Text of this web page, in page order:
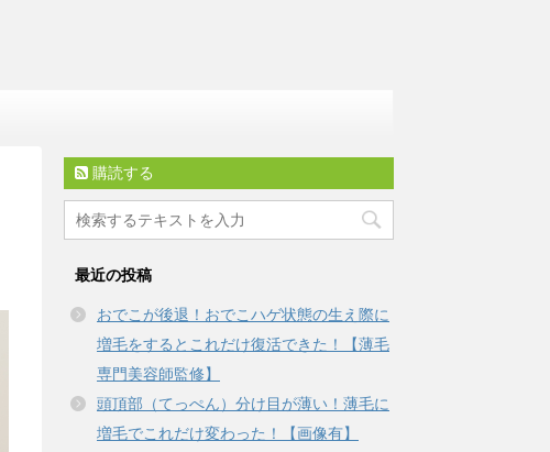
購読する
最近の投稿
おでこが後退！おでこハゲ状態の生え際に
増毛をするとこれだけ復活できた！【薄毛
専門美容師監修】
頭頂部（てっぺん）分け目が薄い！薄毛に
増毛でこれだけ変わった！【画像有】